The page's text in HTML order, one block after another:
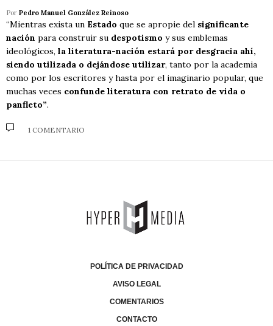
Por Pedro Manuel González Reinoso
“Mientras exista un Estado que se apropie del significante
nación para construir su despotismo y sus emblemas
ideológicos, la literatura-nación estará por desgracia ahí,
siendo utilizada o dejándose utilizar, tanto por la academia
como por los escritores y hasta por el imaginario popular, que
muchas veces confunde literatura con retrato de vida o
panfleto”.
1 COMENTARIO
POLÍTICA DE PRIVACIDAD
AVISO LEGAL
COMENTARIOS
CONTACTO